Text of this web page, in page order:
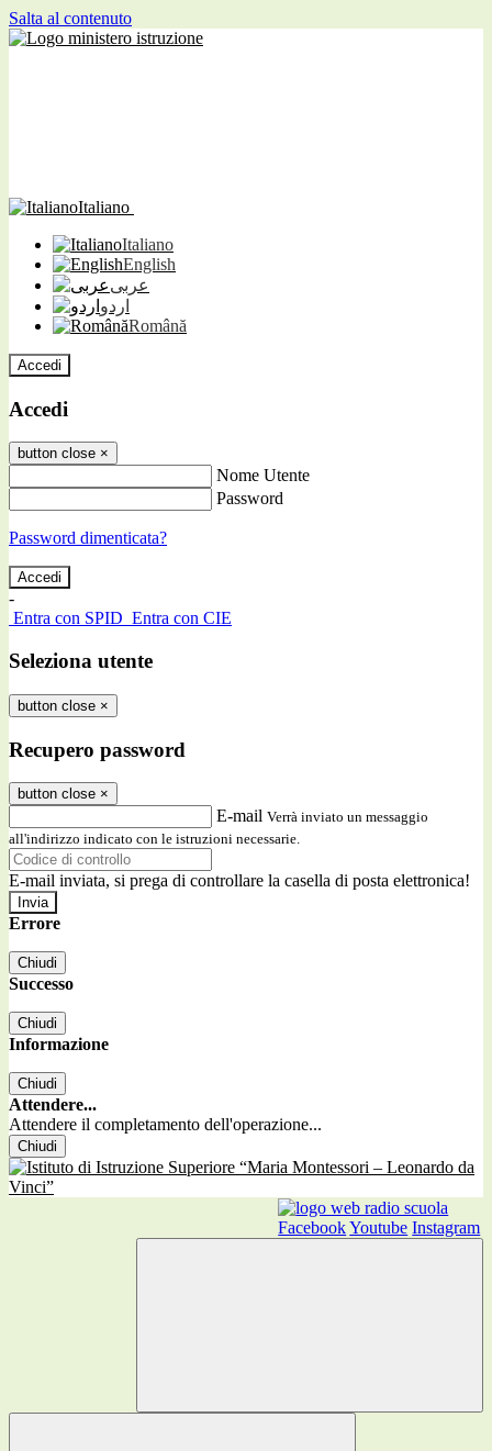
Salta al contenuto
Italiano
Italiano
English
عربى
اردو
Română
Accedi
Accedi
button close ×
Nome Utente
Password
Password dimenticata?
-
Entra con SPID Entra con CIE
Seleziona utente
button close ×
Recupero password
button close ×
E-mail Verrà inviato un messaggio
all'indirizzo indicato con le istruzioni necessarie.
E-mail inviata, si prega di controllare la casella di posta elettronica!
Errore
Chiudi
Successo
Chiudi
Informazione
Chiudi
Attendere...
Attendere il completamento dell'operazione...
Chiudi
FacebookYoutube Instagram